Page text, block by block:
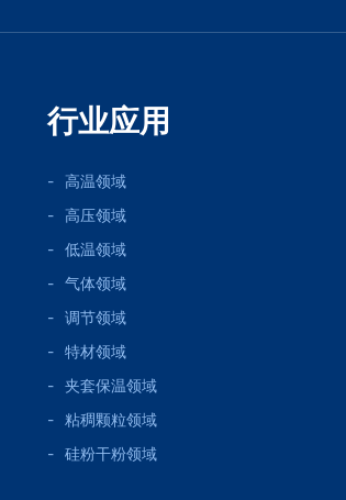
行业应用
高温领域
高压领域
低温领域
气体领域
调节领域
特材领域
夹套保温领域
粘稠颗粒领域
硅粉干粉领域